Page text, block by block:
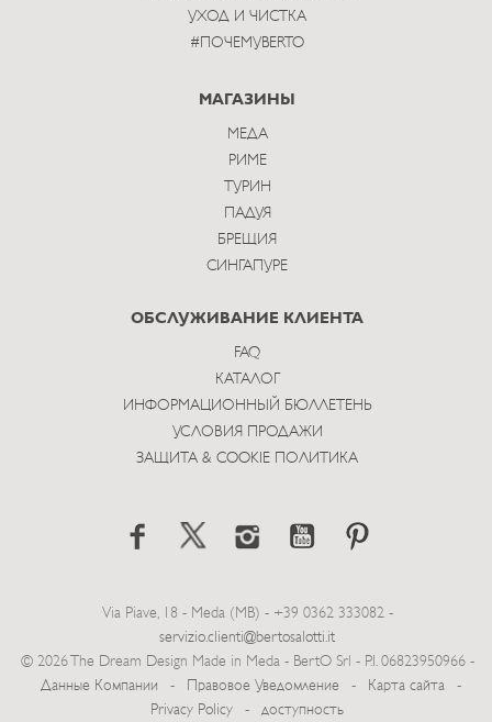
УХОД И ЧИСТКА
#ПОЧЕМУBERTO
МАГАЗИНЫ
МЕДА
РИМЕ
ТУРИН
ПАДУЯ
БРЕЩИЯ
СИНГАПУРЕ
ОБСЛУЖИВАНИЕ КЛИЕНТА
FAQ
КАТАЛОГ
ИНФОРМАЦИОННЫЙ БЮЛЛЕТЕНЬ
УСЛОВИЯ ПРОДАЖИ
ЗАЩИТА & COOKIE ПОЛИТИКА
Via Piave, 18 - Meda (MB) - +39 0362 333082 -
servizio.clienti@bertosalotti.it
© 2026 The Dream Design Made in Meda - BertO Srl - P.I. 06823950966 -
Данные Компании
- Правовое Уведомление - Карта сайта
-
Privacy Policy
- доступность